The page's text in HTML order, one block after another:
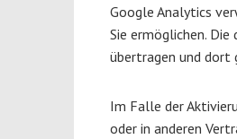
Google Analytics
Sie ermöglichen.
übertragen und dort
Im Falle der
oder in anderen